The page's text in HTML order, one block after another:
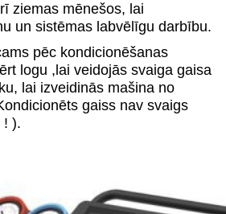
ziemas mēnešos, lai
un sistēmas labvēlīgu darbību.
pēc kondicionēšanas
logu ,lai veidojās svaiga gaisa
lai izveidinās mašina no
gaiss nav svaigs
! ).